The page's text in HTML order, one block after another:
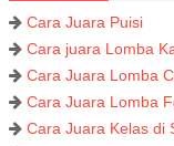
Cara Juara Puisi
Cara juara Lomba
Cara Juara Lomba
Cara Juara Lomba
Cara Juara Kelas di